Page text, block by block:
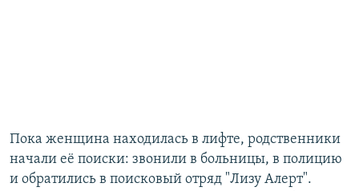
Пока женщина находилась в лифте, родственники
начали её поиски: звонили в больницы, в полицию
и обратились в поисковый отряд "Лизу Алерт".